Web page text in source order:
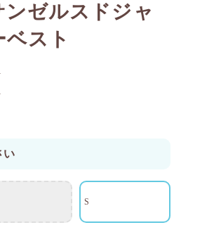
ゼルスドジャ
スト
い
S